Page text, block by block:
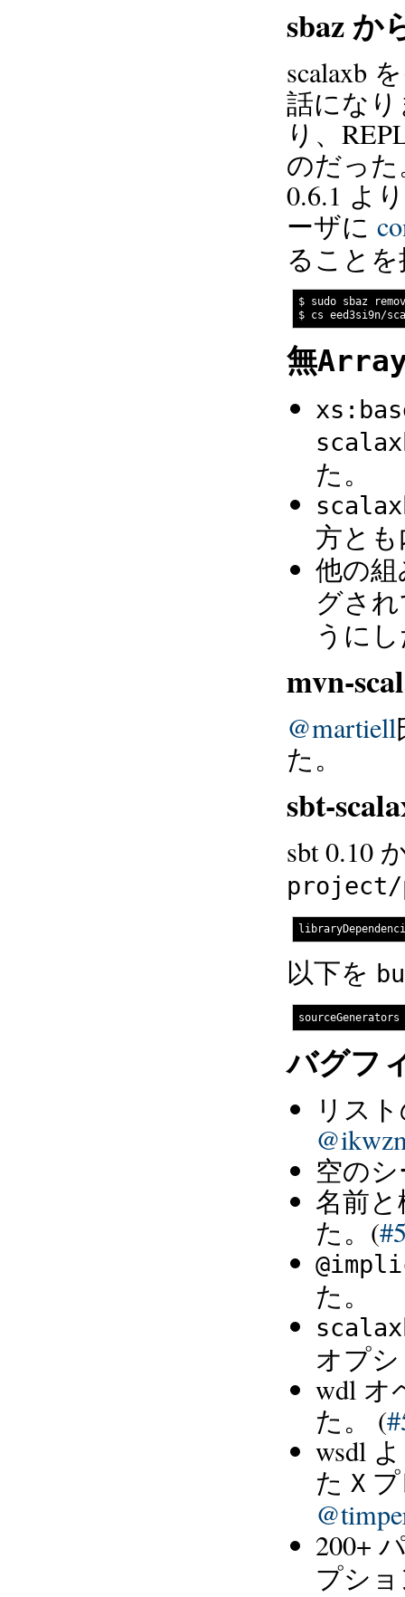
sbaz か
scalaxb
話にな
り、
のだっ
0.6.1 よ
ーザに
ること
$ sudo sbaz
無
た。
方と
他の
グさ
うに
mvn-
@martiell
た。
sbt-
sbt 0.10
以下を
バグフ
リス
空の
名前
た。(
た。
オプ
wdl オ
た。 (
wsdl
た X
200+
プシ